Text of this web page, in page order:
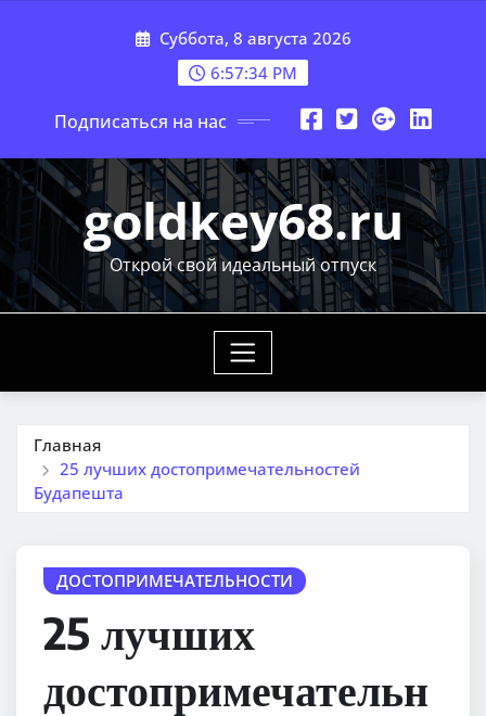
Суббота, 8 августа 2026
6:57:35 PM
Подписаться на нас
goldkey68.ru
Открой свой идеальный отпуск
Главная
25 лучших достопримечательностей
Будапешта
ДОСТОПРИМЕЧАТЕЛЬНОСТИ
25 лучших
достопримечательн